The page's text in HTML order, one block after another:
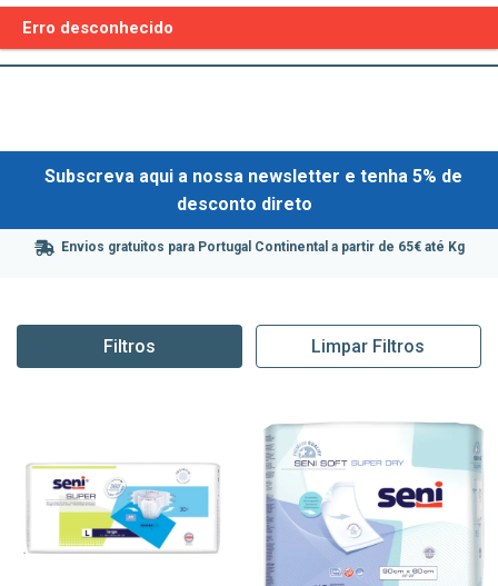
Subscreva aqui a nossa newsletter e tenha 5% de
desconto direto
Envios gratuitos para Portugal Continental a partir de 65€ até Kg
Filtros Limpar Filtros
Erro desconhecido